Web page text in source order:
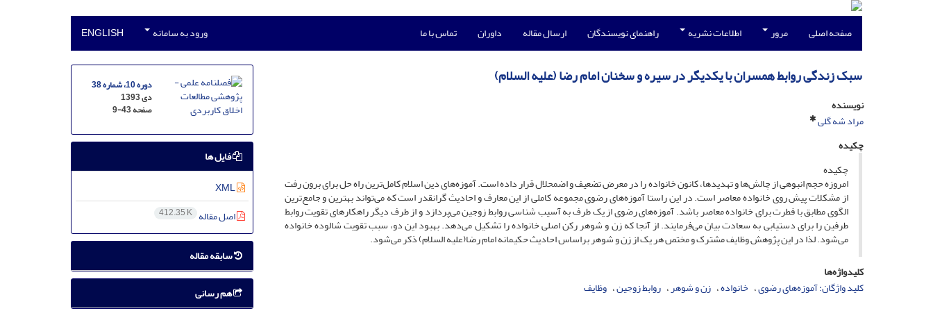
صفحه اصلی مرور اطلاعات نشریه راهنمای نویسندگان ارسال مقاله داوران تماس با ما ورود به سامانه ENGLISH
سبک زندگی روابط همسران با یکدیگر در سیره و سخنان امام رضا (علیه السلام)
نویسنده
مراد شه گلی
چکیده
چکیده
امروزه حجم انبوهی از چالش‌ها و تهدیدها، کانون خانواده را در معرض تضعیف و اضمحلال قرار داده است. آموزه‌های دین اسلام کامل‌ترین راه حل برای برون رفت
از مشکلات پیش روی خانواده معاصر است. در این راستا آموزه‌های رضوی مجموعه کاملی از این معارف و احادیث گرانقدر است که می‌تواند بهترین و جامع‌ترین
الگوی مطابق با فطرت برای خانواده معاصر باشد. آموزه‌های رضوی از یک طرف به آسیب شناسی روابط زوجین می‌پردازد و از طرف دیگر راهکارهای تقویت روابط
طرفین را برای دستیابی به سعادت بیان می‌فرمایند. از آنجا که زن و شوهر رکن اصلی خانواده را تشکیل می‌دهد. بهبود این دو، سبب تقویت شالوده خانواده
می‌شود. لذا در این پژوهش وظایف مشترک و مختص هر یک از زن و شوهر براساس احادیث حکیمانه امام رضا(علیه السلام) ذکر می‌شود.
کلیدواژه‌ها
کلید واژگان: آموزه‌های رضوی خانواده زن و شوهر روابط زوجین وظایف
دوره 10، شماره 38
دی 1393
صفحه9-43
فایل ها
XML
اصل مقاله 412.35 K
سابقه مقاله
هم رسانی